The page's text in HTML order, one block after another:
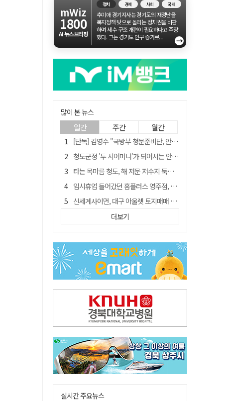
mWiz
1800
AI 뉴스브리핑
정치 경제 사회 국제
추미애 경기지사는 경기도의 재정난을
복지정책 탓으로 돌리는 정치권을 비판
하며 세수 구조 개편이 필요하다고 주장
했다. 그는 경기도 인구 증가로...
→
많이 본 뉴스
일간 주간 월간
[단독] 김영수 "국방부 청문준비단, 안규백 탈영 알고있었다"
청도군정 '두 시어머니'가 되어서는 안된다
타는 목마름 청도, 해 저문 저수지 둑에 군수가 서 있었다
임시휴업 들어갔던 홈플러스 영주점, 7일 영업 재개…지하 1층만 운영
신세계사이먼, 대구 아울렛 토지매매 계약 체결… 사업 본궤도
外人 한 달 새 8000억 담았는데…LG이노텍 목표주가는 왜 엇갈릴까
"상법개정해도 주주가 '봉'"…하이닉스 솔리다임 상장설에 술렁[개미와글와글]
이의준 전 경북도 새마을봉사과장, 제28대 울릉군 부군수 취임
정청래, 靑 겨냥... "신천지·레버리지·호남 반도체 겁박 사과하라"
더보기
실시간 주요뉴스